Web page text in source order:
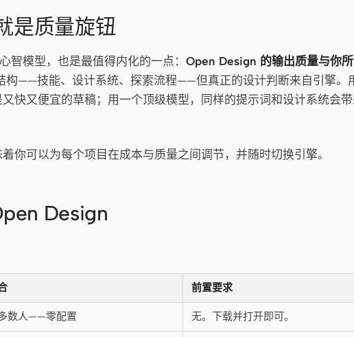
是质量旋钮
模型，也是最值得内化的一点： Open Design 的输出质量与你
构——技能、设计系统、探索流程——但真正的设计判断来自引擎。
快又便宜的草稿；用一个顶级模型，同样的提示词和设计系统会
你可以为每个项目在成本与质量之间调节，并随时切换引擎。
Design
前置要求
数人——零配置 无。下载并打开即可。